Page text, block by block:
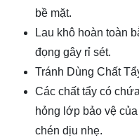
bề mặt.
Lau khô hoàn toàn
đọng gây rỉ sét.
Tránh Dùng Chất
Các chất tẩy có
hỏng lớp bảo vệ
chén dịu nhẹ.